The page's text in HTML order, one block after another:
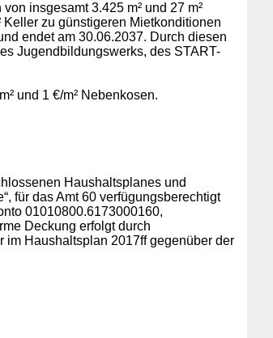
insgesamt 3.425 m² und 27 m²
zu günstigeren Mietkonditionen
endet am 30.06.2037. Durch diesen
Jugendbildungswerks, des START-
und 1 €/m² Nebenkosen.
Haushaltsplanes und
für das Amt 60 verfügungsberechtigt
01010800.6173000160,
Deckung erfolgt durch
im Haushaltsplan 2017ff gegenüber der